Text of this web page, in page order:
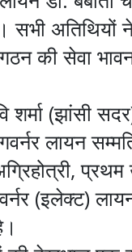
सभी अतिथियों
की सेवा
(झांसी
लायन
प्रथम
(इलेक्ट)